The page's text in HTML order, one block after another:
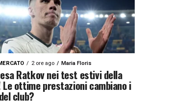
2 ore ago Maria Floris
Ratkov nei test estivi della
Le ottime prestazioni cambiano i
club?